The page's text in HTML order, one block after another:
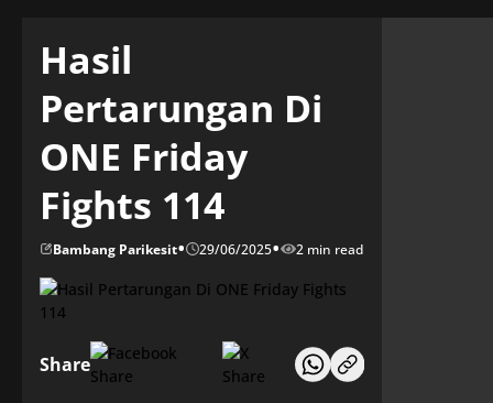
Hasil
Pertarungan Di
ONE Friday
Fights 114
Bambang Parikesit• 29/06/2025• 2 min read
Share